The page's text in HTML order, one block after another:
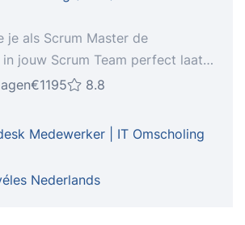
je als Scrum Master de
jouw Scrum Team perfect laat
daagse gecertificeerde Scrum
(PSMI) leer je alles wat je nodig
hoe je als Scrum Master de
in jouw team perfect laat lopen? In
leer je alles wat je nodig hebt.
€1195 8.8
Medewerker | IT Omscholing
Nederlands